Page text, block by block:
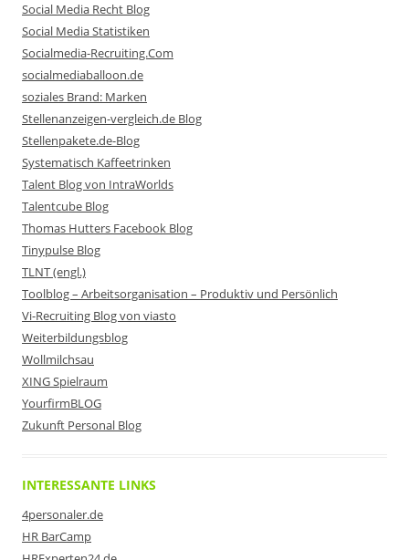
Social Media Recht Blog
Social Media Statistiken
Socialmedia-Recruiting.Com
socialmediaballoon.de
soziales Brand: Marken
Stellenanzeigen-vergleich.de Blog
Stellenpakete.de-Blog
Systematisch Kaffeetrinken
Talent Blog von IntraWorlds
Talentcube Blog
Thomas Hutters Facebook Blog
Tinypulse Blog
TLNT (engl.)
Toolblog – Arbeitsorganisation – Produktiv und Persönlich
Vi-Recruiting Blog von viasto
Weiterbildungsblog
Wollmilchsau
XING Spielraum
YourfirmBLOG
Zukunft Personal Blog
INTERESSANTE LINKS
4personaler.de
HR BarCamp